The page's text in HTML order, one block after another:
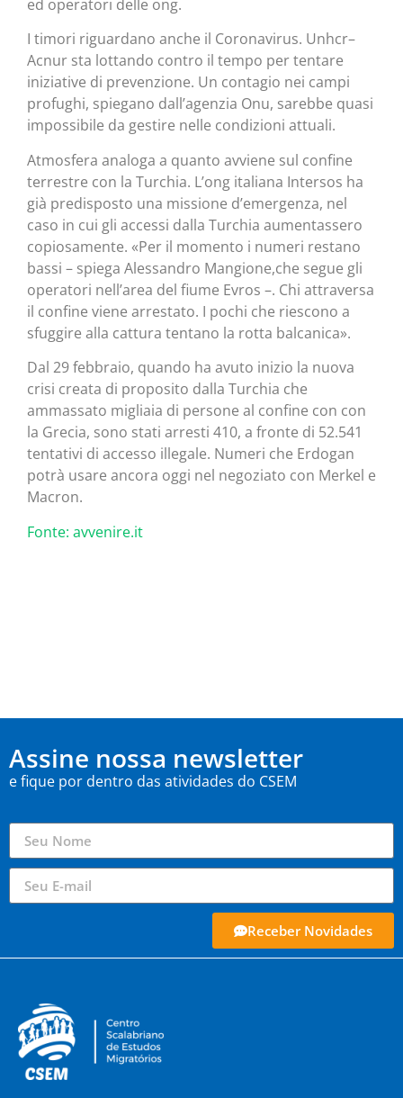
ed operatori delle ong.
I timori riguardano anche il Coronavirus. Unhcr–
Acnur sta lottando contro il tempo per tentare
iniziative di prevenzione. Un contagio nei campi
profughi, spiegano dall’agenzia Onu, sarebbe quasi
impossibile da gestire nelle condizioni attuali.
Atmosfera analoga a quanto avviene sul confine
terrestre con la Turchia. L’ong italiana Intersos ha
già predisposto una missione d’emergenza, nel
caso in cui gli accessi dalla Turchia aumentassero
copiosamente. «Per il momento i numeri restano
bassi – spiega Alessandro Mangione,che segue gli
operatori nell’area del fiume Evros –. Chi attraversa
il confine viene arrestato. I pochi che riescono a
sfuggire alla cattura tentano la rotta balcanica».
Dal 29 febbraio, quando ha avuto inizio la nuova
crisi creata di proposito dalla Turchia che
ammassato migliaia di persone al confine con con
la Grecia, sono stati arresti 410, a fronte di 52.541
tentativi di accesso illegale. Numeri che Erdogan
potrà usare ancora oggi nel negoziato con Merkel e
Macron.
Fonte: avvenire.it
Assine nossa newsletter
e fique por dentro das atividades do CSEM
Receber Novidades